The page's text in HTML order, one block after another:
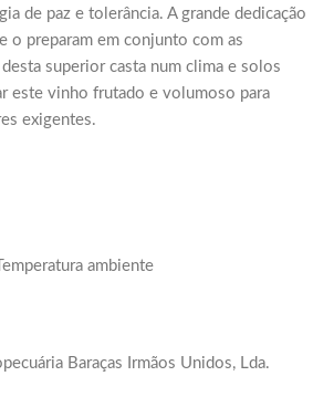
de paz e tolerância. A grande dedicação
o preparam em conjunto com as
superior casta num clima e solos
este vinho frutado e volumoso para
exigentes.
ambiente
Baraças Irmãos Unidos, Lda.